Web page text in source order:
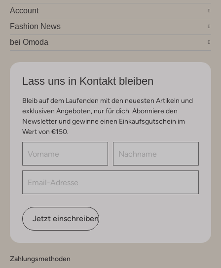
Account
Fashion News
bei Omoda
Lass uns in Kontakt bleiben
Bleib auf dem Laufenden mit den neuesten Artikeln und
exklusiven Angeboten, nur für dich. Abonniere den
Newsletter und gewinne einen Einkaufsgutschein im
Wert von €150.
Jetzt einschreiben
Zahlungsmethoden